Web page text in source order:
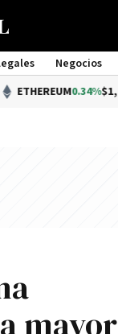
Negocios
0.34%$1,904.10
mayor